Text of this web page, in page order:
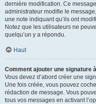
dernière modification. Ce
administrateur modifie le
une note indiquant qu’ils ont
Notez que les utilisateurs ne
quelqu’un y a répondu.
Haut
Comment ajouter une signature
Vous devez d’abord créer une
Une fois créée, vous pouvez
rédaction de message. Vous
tous vos messages en activant